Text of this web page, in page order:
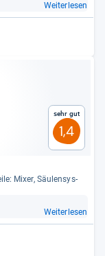
Weiterlesen
Sehr gut
1,4
Mixer, Säu­len­sys­
Weiterlesen